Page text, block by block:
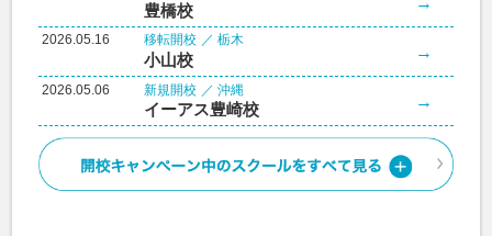
豊橋校
2026.05.16 移転開校 栃木
小山校 →
2026.05.06 新規開校 沖縄
イーアス豊崎校 →